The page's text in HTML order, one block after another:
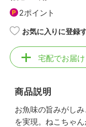
2ポイント
お気に入りに登録
宅配でお届け
商品説明
お魚味の旨みがし
を実現。ねこちゃ